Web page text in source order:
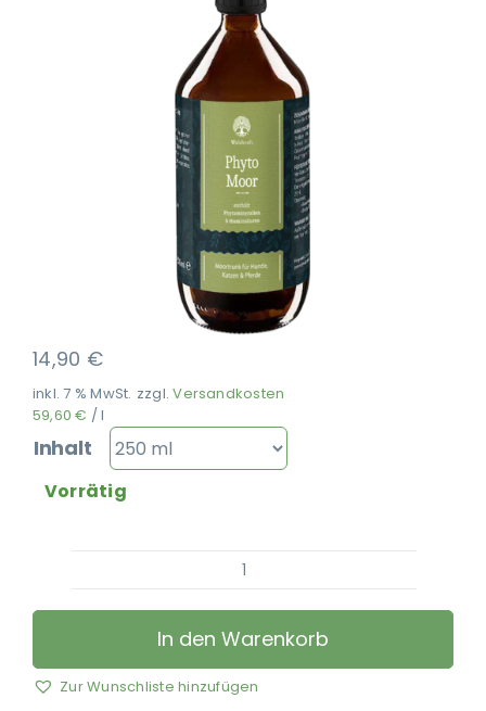
14,90 €
inkl. 7 % MwSt. zzgl.Versandkosten
59,60€ /l
Inhalt
Vorrätig
Waldkraft
-
Phyto
–
In den Warenkorb
Zur Wunschliste hinzufügen